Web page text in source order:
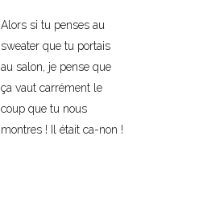
Alors si tu penses au
sweater que tu portais
au salon, je pense que
ça vaut carrément le
coup que tu nous
montres ! Il était ca-non !